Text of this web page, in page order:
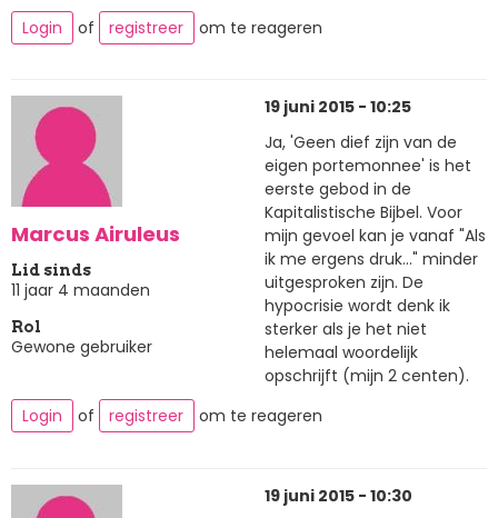
Login
of registreer om te reageren
Marcus Airuleus
Lid sinds
11 jaar 4 maanden
Rol
Gewone gebruiker
19 juni 2015 - 10:25
Ja, 'Geen dief zijn van de
eigen portemonnee' is het
eerste gebod in de
Kapitalistische Bijbel. Voor
mijn gevoel kan je vanaf "Als
ik me ergens druk..." minder
uitgesproken zijn. De
hypocrisie wordt denk ik
sterker als je het niet
helemaal woordelijk
opschrijft (mijn 2 centen).
Login
of registreer om te reageren
19 juni 2015 - 10:30